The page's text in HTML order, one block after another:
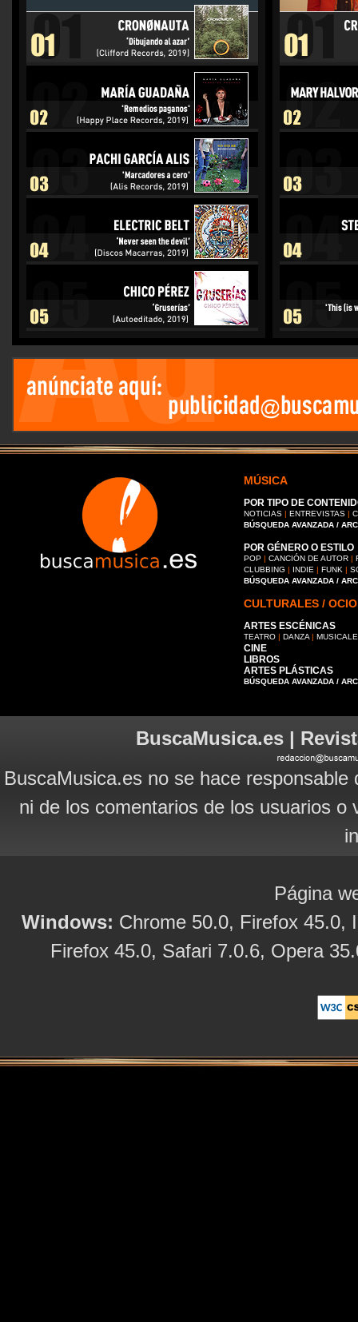
MÚSICA
POR TIPO DE
NOTICIAS | ENTREVISTAS |
BÚSQUEDA AVANZADA /
POR GÉNERO O ESTILO
POP | CANCIÓN DE AUTOR |
CLUBBING | INDIE | FUNK |
BÚSQUEDA AVANZADA /
CULTURALES / OCIO
ARTES ESCÉNICAS
TEATRO | DANZA |
CINE
LIBROS
ARTES PLÁSTICAS
BÚSQUEDA AVANZADA /
BuscaMusica.es |
BuscaMusica.es no se hace
ni de los comentarios de los usuarios
Página
Windows: Chrome 50.0, Firefox 45.0,
Firefox 45.0, Safari 7.0.6, Opera